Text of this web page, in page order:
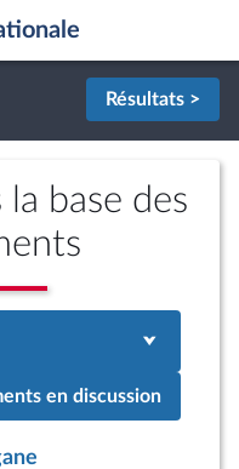
Résultats >
la base des
en discussion